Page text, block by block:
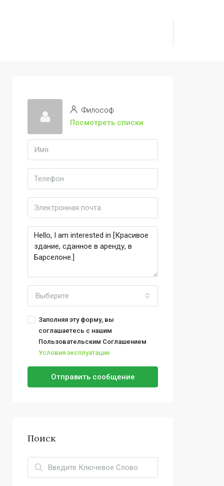
Философ
Посмотреть списки
Выберите
Заполняя эту форму, вы
соглашаетесь с нашим
Пользовательским Соглашением
Условия эксплуатации
Отправить сообщение
Поиск